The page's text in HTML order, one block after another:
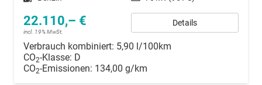
22.110,– €
incl. 19% MwSt.
Details
Verbrauch kombiniert: 5,90 l/100km
CO2-Klasse: D
CO2-Emissionen: 134,00 g/km